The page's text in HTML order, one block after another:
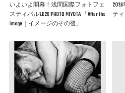
いよいよ開幕！浅間国際フォトフェ
スティバル2026 PHOTO MIYOTA 「After the
Image｜イメージのその後」
テ